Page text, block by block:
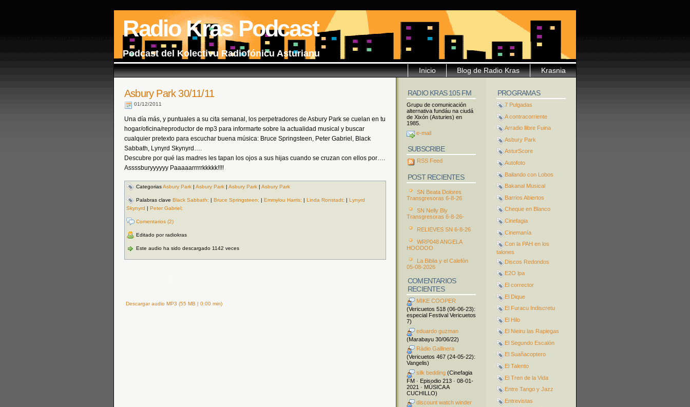
Radio Kras Podcast
Podcast del Kolectivu Radiofónicu Asturianu
Krasnia
Blog de Radio Kras
Inicio
Asbury Park 30/11/11
01/12/2011
Una día más, y puntuales a su cita semanal, los perpetradores de Asbury Park se cuelan en tu
hogar/oficina/reproductor de mp3 para informarte sobre la actualidad musical y buscar
cualquier pretexto para escuchar buena música: Bruce Springsteen, Peter Gabriel, Black
Sabbath, Lynyrd Skynyrd….
Descubre por qué las madres les tapan los ojos a sus hijas cuando se cruzan con ellos por….
Assssburyyyyyy Paaaaarrrrrkkkkk!!!!
CategoriasAsbury Park | Asbury Park | Asbury Park | Asbury Park
Palabras clave Black Sabbath; | Bruce Springsteen; | Emmylou Harris; | Linda Ronstadt; | Lynyrd
Skynyrd | Peter Gabriel;
Comentarios (2)
Editado por radiokras
Este audio ha sido descargado 1142 veces
Descargar audio MP3 (55 MB | 0:00 min)
PROGRAMAS
7 Pulgadas
A contracorriente
Arradio llibre Fuina
Asbury Park
AsturScore
Autofoto
Bailando con Lobos
Bakanal Musical
Barrios Abiertos
Cheque en Blanco
Cinefagia
Cinemanía
Con la PAH en los
talones
Discos Redondos
E2O lpa
El corrector
El Dique
El Furacu Indiscretu
El Hilo
El Nieiru las Rapiegas
El Segundo Escalón
El Suañacoptero
El Talento
El Tren de la Vida
Entre Tango y Jazz
Entrevistas
RADIO KRAS 105 FM
Grupu de comunicación
alternativa fundáu na ciudá
de Xixón (Asturies) en
1985.
e-mail
SUBSCRIBE
RSS Feed
POST RECIENTES
SN Beata Dolores
Transgresoras 6-8-26
SN Nelly Bly
Transgresoras 6-8-26-
RELIEVES SN 6-8-26
WRP048 ANGELA
HOODOO
La Biblia y el Calefón
05-08-2026
COMENTARIOS
RECIENTES
MIKE COOPER
(Vericuetos 518 (06-06-23):
especial Festival Vericuetos
7)
eduardo guzman
(Marabayu 30/06/22)
Ràdio Gallinera
(Vericuetos 467 (24-05-22):
Vangelis)
silk bedding (Cinefagia
FM · Episodio 213 · 08-01-
2021 · MÚSICA A
CUCHILLO)
discount watch winder